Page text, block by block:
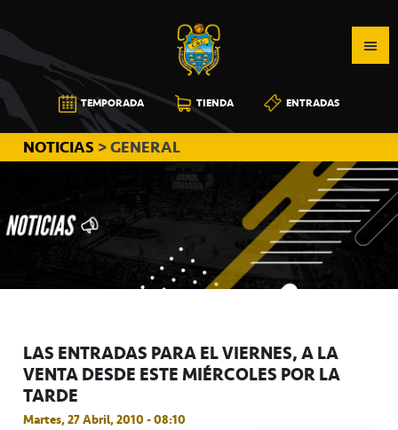
a
la
navegación
principal
al
contenido
principal
a
la
barra
lateral
principal
CB
CANARIAS
TEMPORADA TIENDA ENTRADAS
NOTICIAS > GENERAL
LAS ENTRADAS PARA EL VIERNES, A LA
VENTA DESDE ESTE MIÉRCOLES POR LA
TARDE
Martes, 27 Abril, 2010 - 08:10